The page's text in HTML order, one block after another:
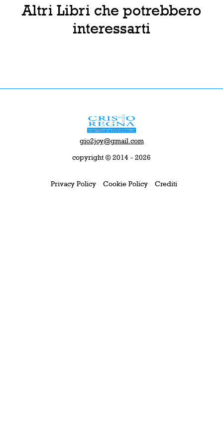
Altri Libri che potrebbero
interessarti
gio2joy@gmail.com
copyright © 2014 - 2026
Privacy Policy Cookie Policy Crediti